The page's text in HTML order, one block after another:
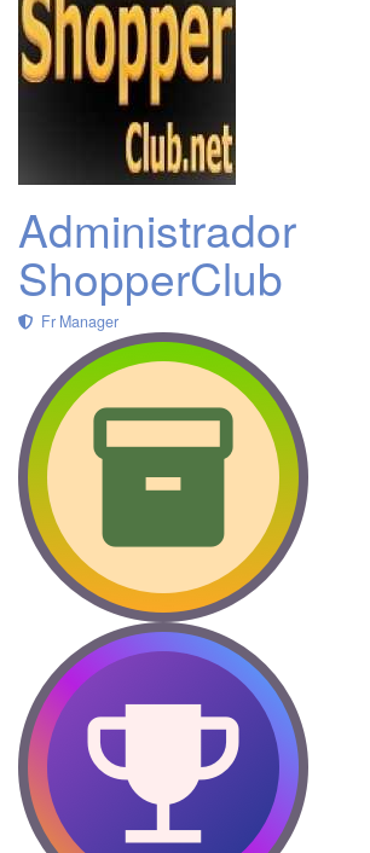
Administrador
ShopperClub
Fr Manager